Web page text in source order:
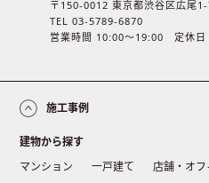
〒150-0012 東京都渋谷区広尾
TEL 03-5789-6870
営業時間 10:00〜19:00 定休日
施工事例
建物から探す
マンション
一戸建て 店舗・オフ